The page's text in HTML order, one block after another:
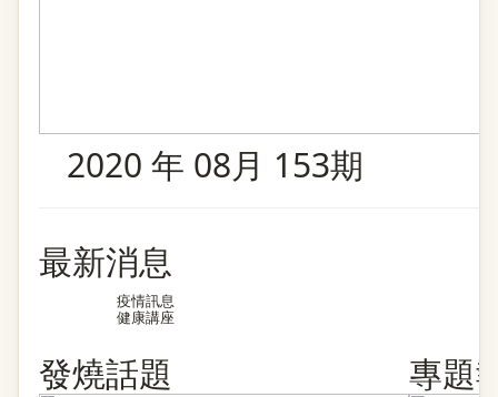
2020 年 08月 153期
最新消息
疫情訊息
健康講座
發燒話題 專題